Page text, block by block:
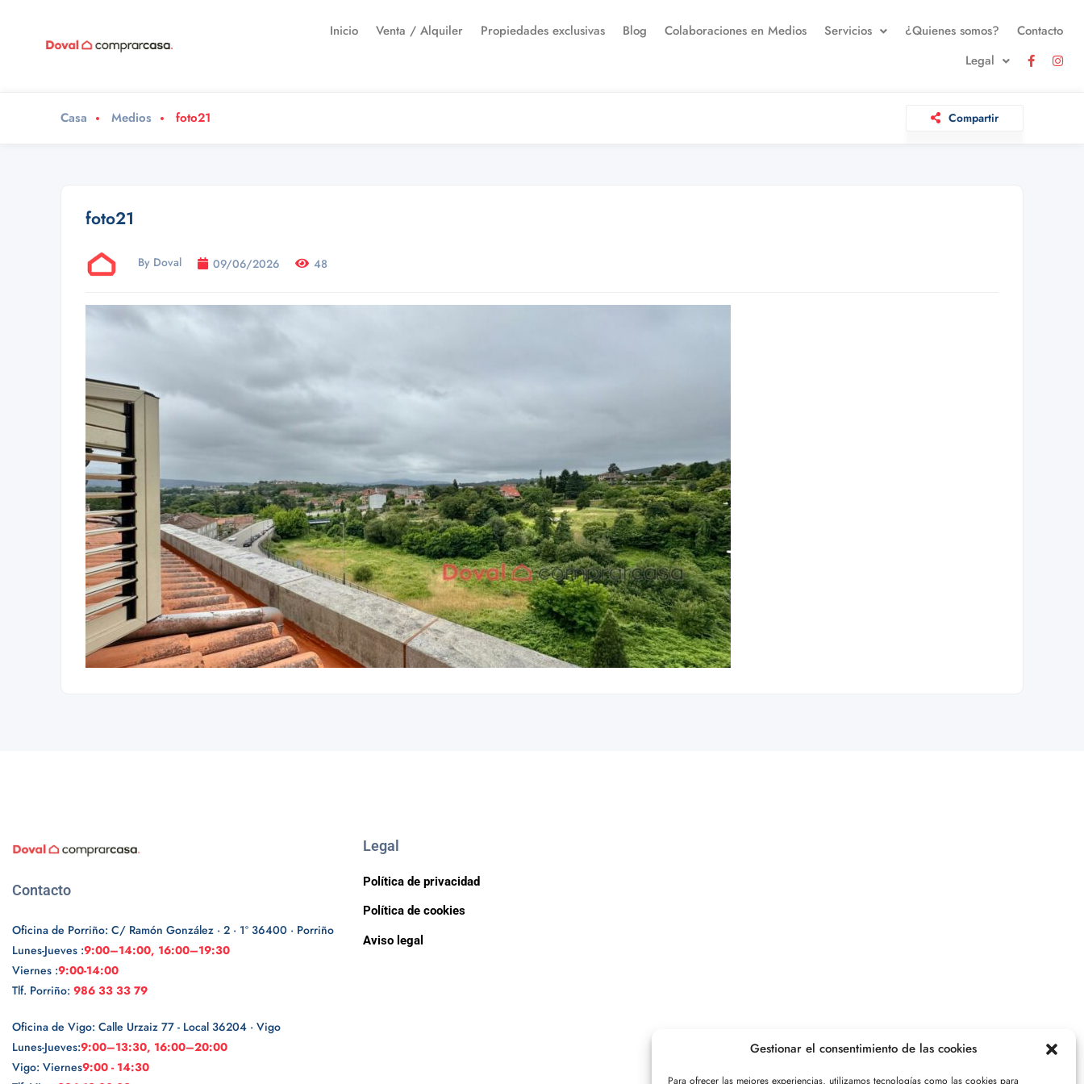
Gestionar el consentimiento de las cookies
Para ofrecer las mejores experiencias, utilizamos tecnologías como las cookies para
Inicio Venta / Alquiler Propiedades exclusivas Blog Colaboraciones en Medios Servicios ¿Quienes somos?
Contacto
Legal
Casa Medios foto21 Compartir
foto21
By Doval 09/06/2026 48
Contacto
Oficina de Porriño: C/ Ramón González · 2 · 1º 36400 · Porriño
Lunes-Jueves :9:00–14:00, 16:00–19:30
Viernes :9:00-14:00
Tlf. Porriño: 986 33 33 79
Oficina de Vigo: Calle Urzaiz 77 - Local 36204 · Vigo
Lunes-Jueves:9:00–13:30, 16:00–20:00
Vigo: Viernes9:00 - 14:30
Legal
Política de privacidad
Política de cookies
Aviso legal